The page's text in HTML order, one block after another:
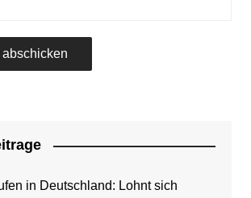
in Deutschland: Lohnt sich